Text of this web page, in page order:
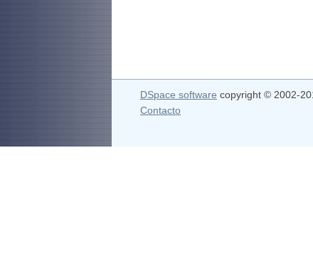
DSpace software copyright © 2002-
Contacto